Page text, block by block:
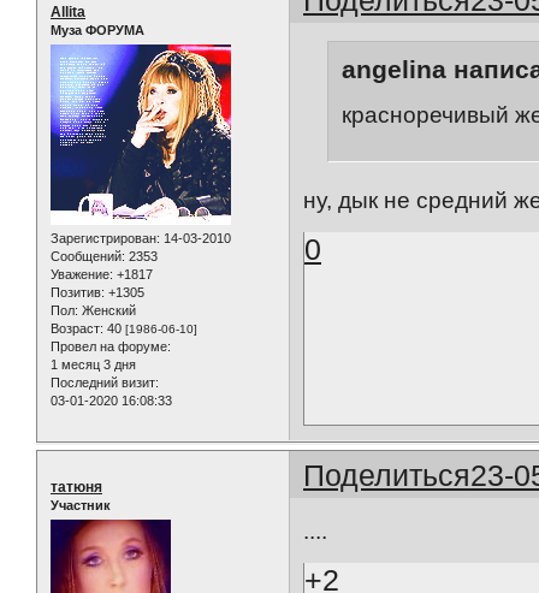
Allita
Муза ФОРУМА
Зарегистрирован: 14-03-2010
Сообщений: 2353
Уважение: +1817
Позитив: +1305
Пол: Женский
Возраст: 40 [1986-06-10]
Провел на форуме:
1 месяц 3 дня
Последний визит:
03-01-2020 16:08:33
angelina
красноречивый
ну, дык не средний
0
Поделиться23-
татюня
Участник
....
+2